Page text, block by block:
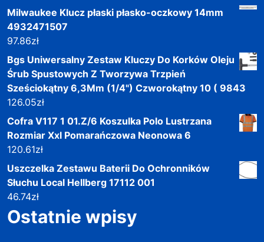
Milwaukee Klucz płaski płasko-oczkowy 14mm
4932471507
97.86zł
Bgs Uniwersalny Zestaw Kluczy Do Korków Oleju
Śrub Spustowych Z Tworzywa Trzpień
Sześciokątny 6,3Mm (1/4") Czworokątny 10 ( 9843
126.05zł
Cofra V117 1 01.Z/6 Koszulka Polo Lustrzana
Rozmiar Xxl Pomarańczowa Neonowa 6
120.61zł
Uszczelka Zestawu Baterii Do Ochronników
Słuchu Local Hellberg 17112 001
46.74zł
Ostatnie wpisy